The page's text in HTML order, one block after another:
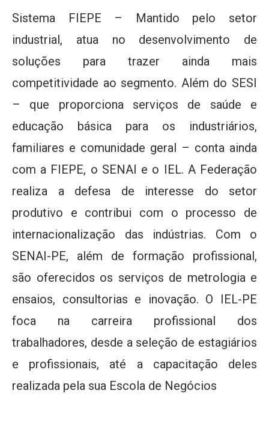
Sistema FIEPE – Mantido pelo setor
industrial, atua no desenvolvimento de
soluções para trazer ainda mais
competitividade ao segmento. Além do SESI
– que proporciona serviços de saúde e
educação básica para os industriários,
familiares e comunidade geral – conta ainda
com a FIEPE, o SENAI e o IEL. A Federação
realiza a defesa de interesse do setor
produtivo e contribui com o processo de
internacionalização das indústrias. Com o
SENAI-PE, além de formação profissional,
são oferecidos os serviços de metrologia e
ensaios, consultorias e inovação. O IEL-PE
foca na carreira profissional dos
trabalhadores, desde a seleção de estagiários
e profissionais, até a capacitação deles
realizada pela sua Escola de Negócios